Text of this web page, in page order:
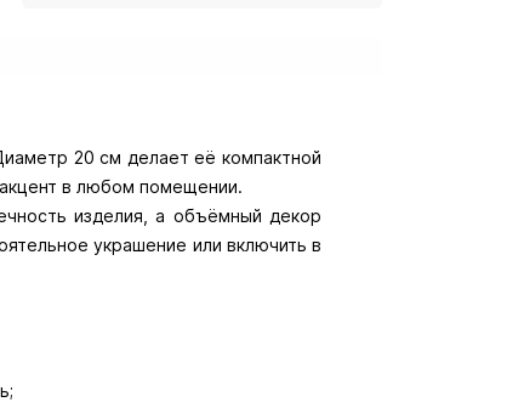
20 см делает её компактной
в любом помещении.
изделия, а объёмный декор
украшение или включить в